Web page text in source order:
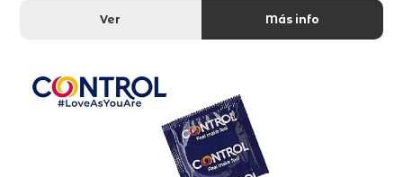
Ver Más info